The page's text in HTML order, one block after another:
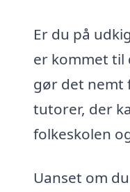
Er du på
er kommet til
gør det nemt
tutorer, der
folkeskolen
Uanset om